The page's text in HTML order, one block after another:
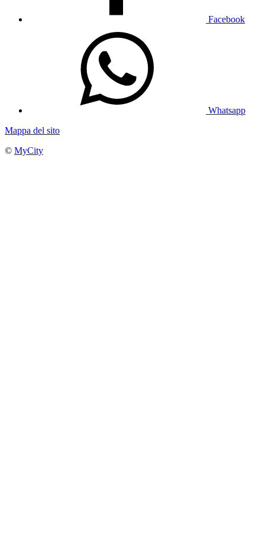
Facebook
Whatsapp
Mappa del sito
© MyCity